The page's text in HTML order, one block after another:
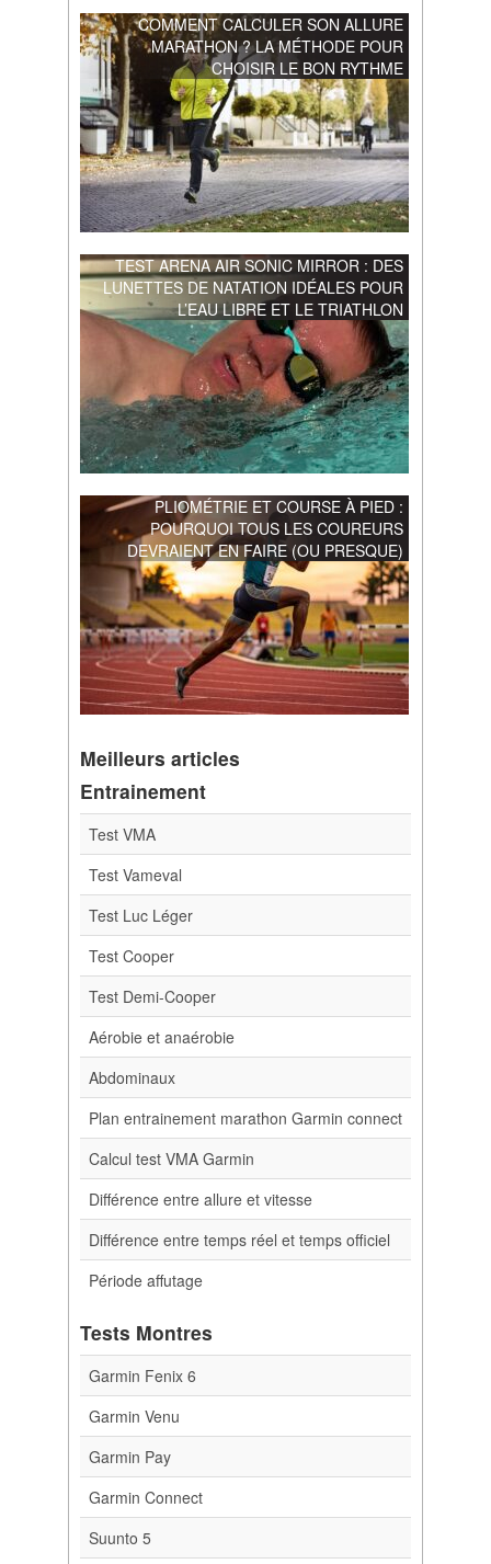
COMMENT CALCULER SON ALLURE
MARATHON ? LA MÉTHODE POUR
CHOISIR LE BON RYTHME
TEST ARENA AIR SONIC MIRROR : DES
LUNETTES DE NATATION IDÉALES POUR
L’EAU LIBRE ET LE TRIATHLON
PLIOMÉTRIE ET COURSE À PIED :
POURQUOI TOUS LES COUREURS
DEVRAIENT EN FAIRE (OU PRESQUE)
Meilleurs articles
Entrainement
Test VMA
Test Vameval
Test Luc Léger
Test Cooper
Test Demi-Cooper
Aérobie et anaérobie
Abdominaux
Plan entrainement marathon Garmin connect
Calcul test VMA Garmin
Différence entre allure et vitesse
Différence entre temps réel et temps officiel
Période affutage
Tests Montres
Garmin Fenix 6
Garmin Venu
Garmin Pay
Garmin Connect
Suunto 5